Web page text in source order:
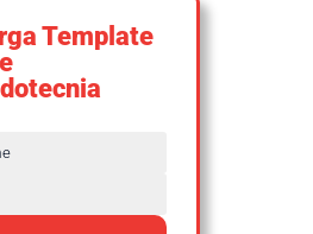
Template